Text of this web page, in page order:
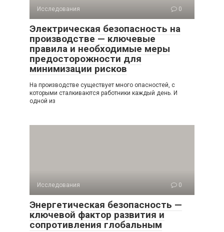
Исследования 0
Электрическая безопасность на
производстве — ключевые
правила и необходимые меры
предосторожности для
минимизации рисков
На производстве существует много опасностей, с
которыми сталкиваются работники каждый день. И
одной из
Исследования 0
Энергетическая безопасность —
ключевой фактор развития и
сопротивления глобальным